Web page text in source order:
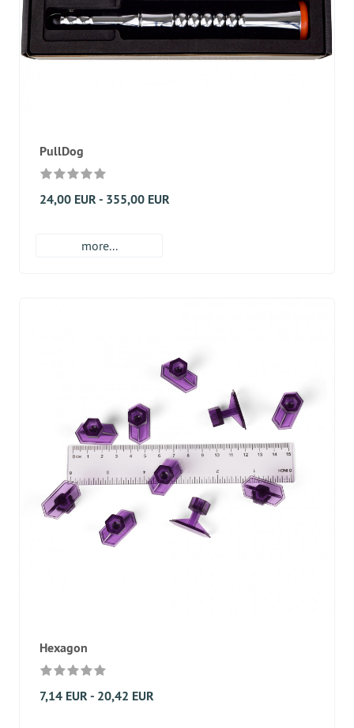
PullDog
24,00 EUR - 355,00 EUR
more...
Hexagon
7,14 EUR - 20,42 EUR